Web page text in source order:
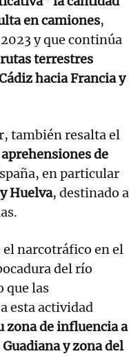
en camiones,
y que continúa
rutas terrestres
hacia Francia y
también resalta el
de
en particular
Huelva, destinado a
narcotráfico en el
del río
que las
esta actividad
zona de influencia a
y zona del